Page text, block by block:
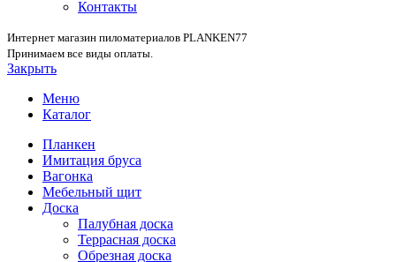
Контакты
Интернет магазин пиломатериалов PLANKEN77
Принимаем все виды оплаты.
Закрыть
Меню
Каталог
Планкен
Имитация бруса
Вагонка
Мебельный щит
Доска
Палубная доска
Террасная доска
Обрезная доска